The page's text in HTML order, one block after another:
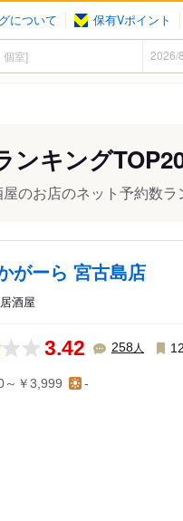
について 保有Vポイント
ンキング
のお店のネット予約数
がーら 宮古島店
酒屋
3.42 258人
～￥3,999 -